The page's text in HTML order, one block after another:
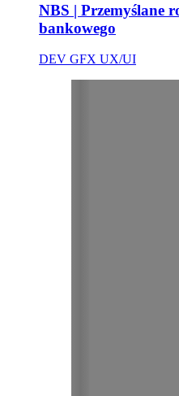
NBS | Przemyślane
bankowego
DEV GFX UX/UI